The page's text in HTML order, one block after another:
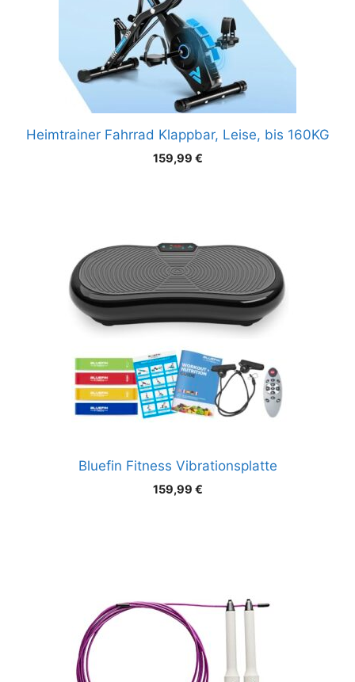
Heimtrainer Fahrrad Klappbar, Leise, bis 160KG
159,99 €
Bluefin Fitness Vibrationsplatte
159,99 €